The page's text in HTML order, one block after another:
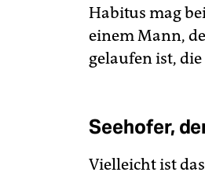
Habitus mag
einem Mann,
gelaufen ist,
Seehofer,
Vielleicht ist